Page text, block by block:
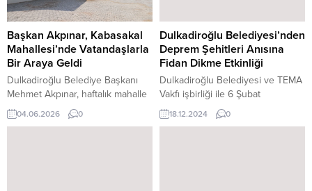
Başkan Akpınar, Kabasakal
Mahallesi’nde Vatandaşlarla
Bir Araya Geldi
Dulkadiroğlu Belediye Başkanı
Mehmet Akpınar, haftalık mahalle
toplantıları kapsamında 92.
buluşmasını Kabasakal
04.06.2026 0
Dulkadiroğlu Belediyesi’nden
Deprem Şehitleri Anısına
Fidan Dikme Etkinliği
Dulkadiroğlu Belediyesi ve TEMA
Vakfı işbirliği ile 6 Şubat
depremlerinde hayatını kaybeden
belediye personelleri ve tüm
18.12.2024 0